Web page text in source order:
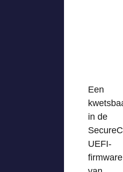
Een
in de
UEFI-
firmware